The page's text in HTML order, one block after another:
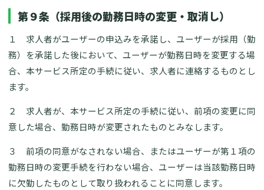
第９条（採用後の勤務日時の変更・取消し）
１ 求人者がユーザーの申込みを承諾し、ユーザーが採用（勤
務）を承諾した後において、ユーザーが勤務日時を変更する場
合、本サービス所定の手続に従い、求人者に連絡するものとし
ます。
２ 求人者が、本サービス所定の手続に従い、前項の変更に同
意した場合、勤務日時が変更されたものとみなします。
３ 前項の同意がなされない場合、またはユーザーが第１項の
勤務日時の変更手続を行わない場合、ユーザーは当該勤務日時
に欠勤したものとして取り扱われることに同意します。